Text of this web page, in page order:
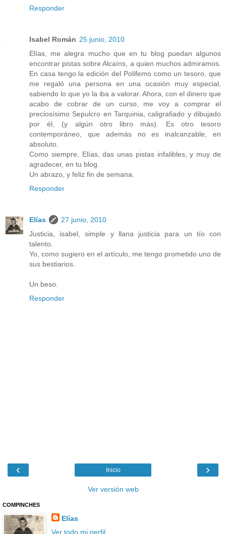
Responder
Isabel Román 25 junio, 2010
Elías, me alegra mucho que en tu blog puedan algunos
encontrar pistas sobre Alcaíns, a quien muchos admiramos.
En casa tengo la edición del Polifemo como un tesoro, que
me regaló una persona en una ocasión muy especial,
sabiendo lo que yo la iba a valorar. Ahora, con el dinero que
acabo de cobrar de un curso, me voy a comprar el
preciosísimo Sepulcro en Tarquinia, caligrafiado y dibujado
por él, (y algún otro libro más). Es otro tesoro
contemporáneo, que además no es inalcanzable, en
absoluto.
Como siempre, Elías, das unas pistas infalibles, y muy de
agradecer, en tu blog.
Un abrazo, y feliz fin de semana.
Responder
Elías
27 junio, 2010
Justicia, isabel, simple y llana justicia para un tío con
talento.
Yo, como sugiero en el artículo, me tengo prometido uno de
sus bestiarios.
Un beso.
Responder
‹ ›
Inicio
Ver versión web
COMPINCHES
Elías
Ver todo mi perfil